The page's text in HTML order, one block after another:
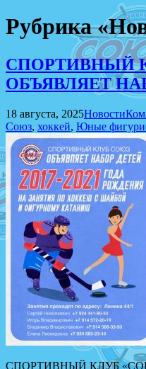
Рубрика
СПОРТИВНЫЙ
ОБЪЯВЛЯЕТ
18 августа, 2025Новости
Союз, хоккей, Юные
СПОРТИВНЫЙ КЛУБ